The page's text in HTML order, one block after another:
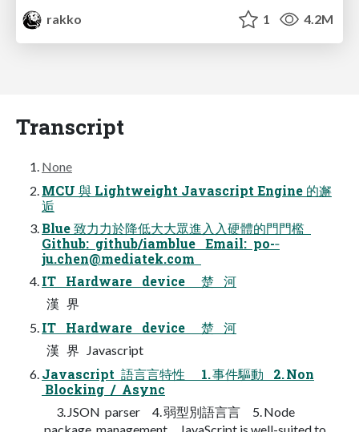
rakko
1 4.2M
Transcript
None
MCU 與 Lightweight Javascript Engine 的邂
逅
Blue 致⼒力於降低⼤大眾進⼊入硬體的⾨門檻
Github: github/iamblue Email: po-­‐
ju.chen@mediatek.com
IT Hardware device 楚 河
漢 界
IT Hardware device 楚 河
漢 界 Javascript
Javascript 語⾔言特性 1. 事件驅動 2. Non
Blocking / Async
3. JSON parser 4. 弱型別語⾔言 5. Node
package management JavaScript is well-suited to